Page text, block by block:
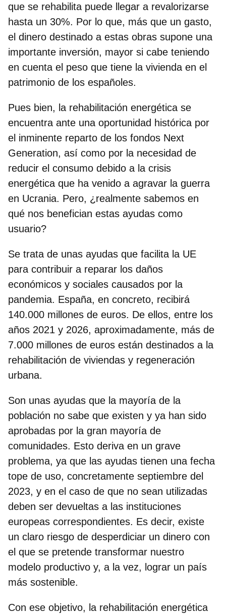
que se rehabilita puede llegar a revalorizarse
hasta un 30%. Por lo que, más que un gasto,
el dinero destinado a estas obras supone una
importante inversión, mayor si cabe teniendo
en cuenta el peso que tiene la vivienda en el
patrimonio de los españoles.
Pues bien, la rehabilitación energética se
encuentra ante una oportunidad histórica por
el inminente reparto de los fondos Next
Generation, así como por la necesidad de
reducir el consumo debido a la crisis
energética que ha venido a agravar la guerra
en Ucrania. Pero, ¿realmente sabemos en
qué nos benefician estas ayudas como
usuario?
Se trata de unas ayudas que facilita la UE
para contribuir a reparar los daños
económicos y sociales causados por la
pandemia. España, en concreto, recibirá
140.000 millones de euros. De ellos, entre los
años 2021 y 2026, aproximadamente, más de
7.000 millones de euros están destinados a la
rehabilitación de viviendas y regeneración
urbana.
Son unas ayudas que la mayoría de la
población no sabe que existen y ya han sido
aprobadas por la gran mayoría de
comunidades. Esto deriva en un grave
problema, ya que las ayudas tienen una fecha
tope de uso, concretamente septiembre del
2023, y en el caso de que no sean utilizadas
deben ser devueltas a las instituciones
europeas correspondientes. Es decir, existe
un claro riesgo de desperdiciar un dinero con
el que se pretende transformar nuestro
modelo productivo y, a la vez, lograr un país
más sostenible.
Con ese objetivo, la rehabilitación energética